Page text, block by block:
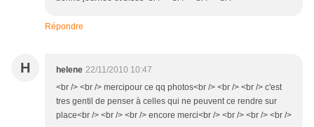
Répondre
H helene 22/11/2010 10:47
<br /> <br /> mercipour ce qq photos<br /> <br /> <br /> c'est
tres gentil de penser à celles qui ne peuvent ce rendre sur
place<br /> <br /> <br /> encore merci<br /> <br /> <br /> <br />